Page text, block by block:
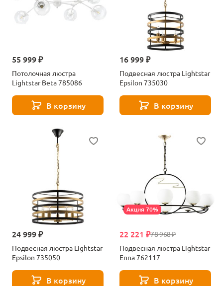
55 999 ₽
Потолочная люстра
Lightstar Beta 785086
В корзину
16 999 ₽
Подвесная люстра Lightstar
Epsilon 735030
В корзину
24 999 ₽
Подвесная люстра Lightstar
Epsilon 735050
В корзину
Акция 70%
78 968 ₽
22 221 ₽
Подвесная люстра Lightstar
Enna 762117
В корзину